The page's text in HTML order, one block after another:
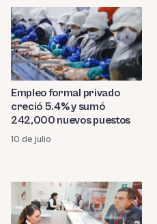
Empleo formal privado
creció 5.4% y sumó
242,000 nuevos puestos
10 de julio